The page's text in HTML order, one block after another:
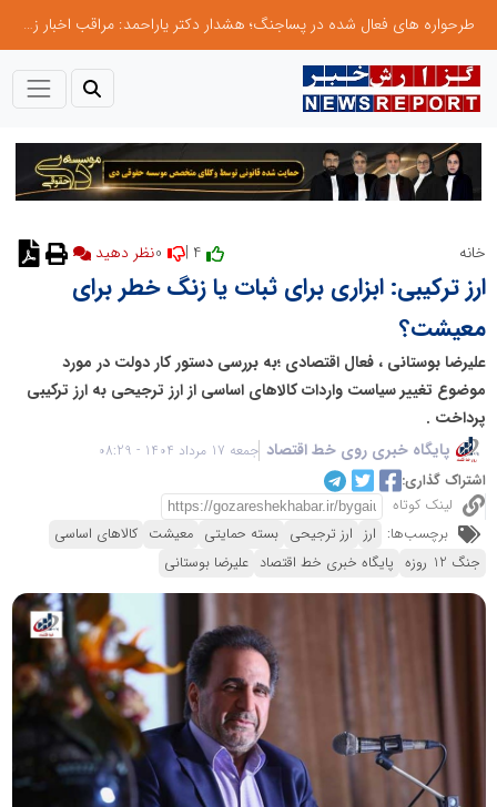
طرحواره های فعال شده در پساجنگ؛ هشدار دکتر یاراحمد: مراقب اخبار زرد و واکنش های هیجانی باشید
خانه
ارز ترکیبی: ابزاری برای ثبات یا زنگ خطر برای
معیشت؟
علیرضا بوستانی ، فعال اقتصادی ؛به بررسی دستور کار دولت در مورد
موضوع تغییر سیاست واردات کالاهای اساسی از ارز ترجیحی به ارز ترکیبی
پرداخت .
پایگاه خبری روی خط اقتصاد جمعه 17 مرداد 1404 - 08:29
اشتراک گذاری:
لینک کوتاه
برچسب‌ها: ارز ارز ترجیحی بسته حمایتی معیشت کالاهای اساسی
جنگ 12 روزه
پایگاه خبری خط اقتصاد علیرضا بوستانی